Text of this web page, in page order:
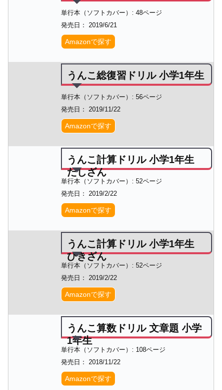
単行本（ソフトカバー）: 48ページ
発売日： 2019/6/21
Amazonで探す
うんこ総復習ドリル 小学1年生
単行本（ソフトカバー）: 56ページ
発売日： 2019/11/22
Amazonで探す
うんこ計算ドリル 小学1年生
たしざん
単行本（ソフトカバー）: 52ページ
発売日： 2019/2/22
Amazonで探す
うんこ計算ドリル 小学1年生
ひきざん
単行本（ソフトカバー）: 52ページ
発売日： 2019/2/22
Amazonで探す
うんこ算数ドリル 文章題 小学
1年生
単行本（ソフトカバー）: 108ページ
発売日： 2018/11/22
Amazonで探す